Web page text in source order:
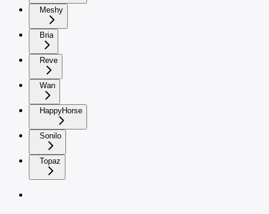
Meshy
Bria
Reve
Wan
HappyHorse
Sonilo
Topaz